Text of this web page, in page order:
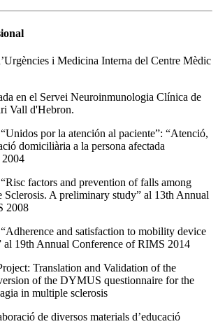
i Medicina Interna del Centre Mèdic
en el Servei Neuroinmunologia Clínica de
Vall d'Hebron.
por la atención al paciente”: “Atenció,
domiciliària a la persona afectada
2004
factors and prevention of falls among
A preliminary study” al 13th Annual
2008
and satisfaction to mobility device
al 19th Annual Conference of RIMS 2014
Translation and Validation of the
of the DYMUS questionnaire for the
in multiple sclerosis
de diversos materials d’educació